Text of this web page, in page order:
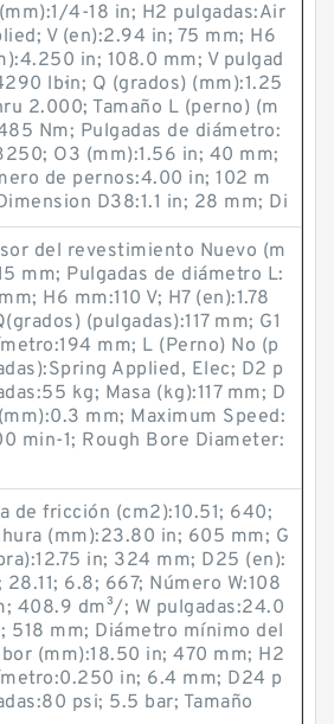
4-18 in; H2 pulgadas:Air
V (en):2.94 in; 75 mm; H6
in; 108.0 mm; V pulgad
lb·in; Q (grados) (mm):1.25
2.000; Tamaño L (perno) (m
Nm; Pulgadas de diámetro:
O3 (mm):1.56 in; 40 mm;
de pernos:4.00 in; 102 m
D38:1.1 in; 28 mm; Di
del revestimiento Nuevo (m
mm; Pulgadas de diámetro L:
H6 mm:110 V; H7 (en):1.78
(pulgadas):117 mm; G1
mm; L (Perno) No (p
Applied, Elec; D2 p
kg; Masa (kg):117 mm; D
mm; Maximum Speed:
min-1; Rough Bore Diameter:
de fricción (cm2):10.51; 640;
(mm):23.80 in; 605 mm; G
in; 324 mm; D25 (en):
28.11; 6.8; 667; Número W:108
408.9 dm³/; W pulgadas:24.0
518 mm; Diámetro mínimo del
(mm):18.50 in; 470 mm; H2
in; 6.4 mm; D24 p
psi; 5.5 bar; Tamaño